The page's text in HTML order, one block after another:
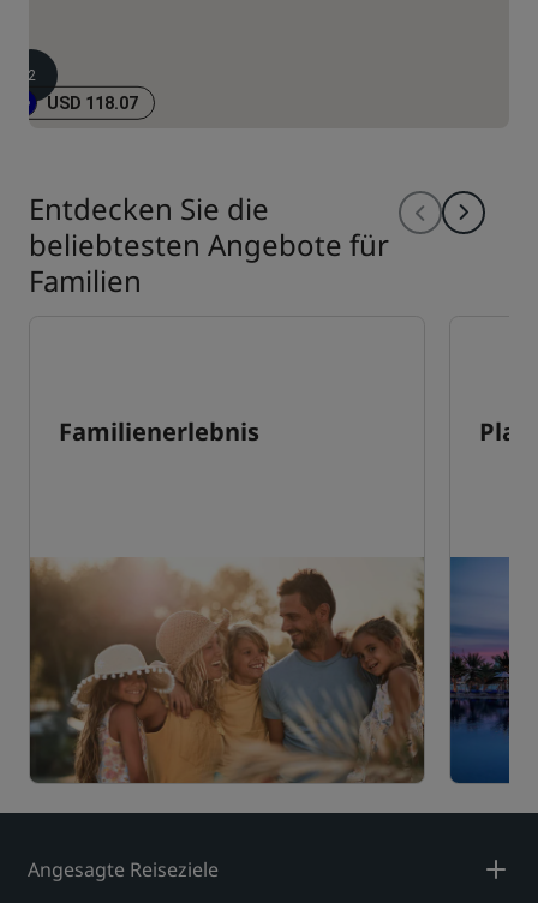
2
USD 118.07
Entdecken Sie die
beliebtesten Angebote für
Familien
Familienerlebnis
Angesagte Reiseziele